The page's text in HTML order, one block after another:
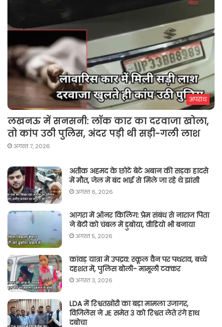
अपराध
लखनऊ में सनसनी: लॉक कार का दरवाजा खोला,
तो कांप उठी पुलिस, अंदर पड़ी थी सड़ी-गली लाश
अगस्त 7, 2026
अतीक अहमद के छोटे बेटे अबान की सड़क हादसे
में मौत, जेल में बंद भाई से मिले जा रहे थे झांसी
अगस्त 6, 2026
आगरा में ऑनर किलिग़: प्रेम संबंध से नाराज पिता
ने बेटी को चंबल में डुबोया, वीडियो भी बनाया
अगस्त 5, 2026
कांवड़ यात्रा में उपद्रव: स्कूल वैन पर पथराव, बच्चे
दहशत में, पुलिस बोली- मामूली टक्कर
अगस्त 3, 2026
LDA में रिश्वतखोरी का बड़ा मामला उजागर,
विजिलेंस ने JE समेत 3 को रिश्वत लेते रंगे हाथ
दबोचा